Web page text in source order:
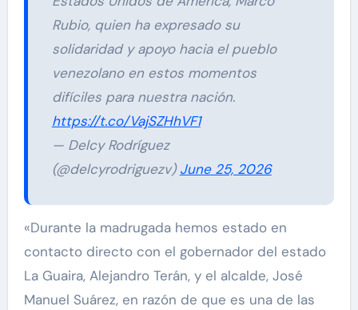
Rubio, quien ha expresado su
solidaridad y apoyo hacia el pueblo
venezolano en estos momentos
difíciles para nuestra nación.
https://t.co/VajSZHhVF1
— Delcy Rodríguez
(@delcyrodriguezv)June 25, 2026
«Durante la madrugada hemos estado en
contacto directo con el gobernador del estado
La Guaira, Alejandro Terán, y el alcalde, José
Manuel Suárez, en razón de que es una de las